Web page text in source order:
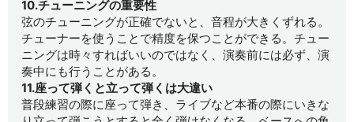
10.チューニングの重要性
弦のチューニングが正確でないと、音程が大きくずれる。
チューナーを使うことで精度を保つことができる。チュー
ニングは時々すればいいのではなく、演奏前には必ず、演
奏中にも行うことがある。
11.座って弾くと立って弾くは大違い
普段練習の際に座って弾き、ライブなど本番の際にいきな